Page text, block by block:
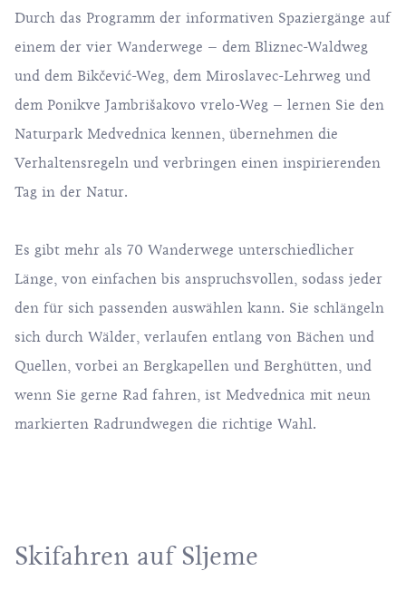
Durch das Programm der informativen Spaziergänge auf
einem der vier Wanderwege – dem Bliznec-Waldweg
und dem Bikčević-Weg, dem Miroslavec-Lehrweg und
dem Ponikve Jambrišakovo vrelo-Weg – lernen Sie den
Naturpark Medvednica kennen, übernehmen die
Verhaltensregeln und verbringen einen inspirierenden
Tag in der Natur.
Es gibt mehr als 70 Wanderwege unterschiedlicher
Länge, von einfachen bis anspruchsvollen, sodass jeder
den für sich passenden auswählen kann. Sie schlängeln
sich durch Wälder, verlaufen entlang von Bächen und
Quellen, vorbei an Bergkapellen und Berghütten, und
wenn Sie gerne Rad fahren, ist Medvednica mit neun
markierten Radrundwegen die richtige Wahl.
Skifahren auf Sljeme